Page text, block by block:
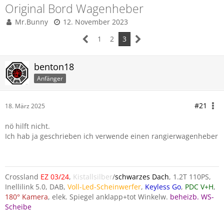
Original Bord Wagenheber
Mr.Bunny
12. November 2023
1
2 3
benton18
Anfänger
18. März 2025 #21
nö hilft nicht.
Ich hab ja geschrieben ich verwende einen rangierwagenheber
Crossland EZ 03/24, Kistallsilber/schwarzes Dach, 1.2T 110PS,
Inellilink 5.0, DAB, Voll-Led-Scheinwerfer, Keyless Go, PDC V+H,
180° Kamera, elek. Spiegel anklapp+tot Winkelw. beheizb. WS-
Scheibe